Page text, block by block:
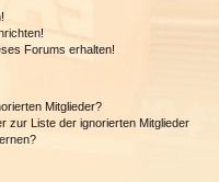
Forums erhalten!
Mitglieder?
zur Liste der ignorierten Mitglieder